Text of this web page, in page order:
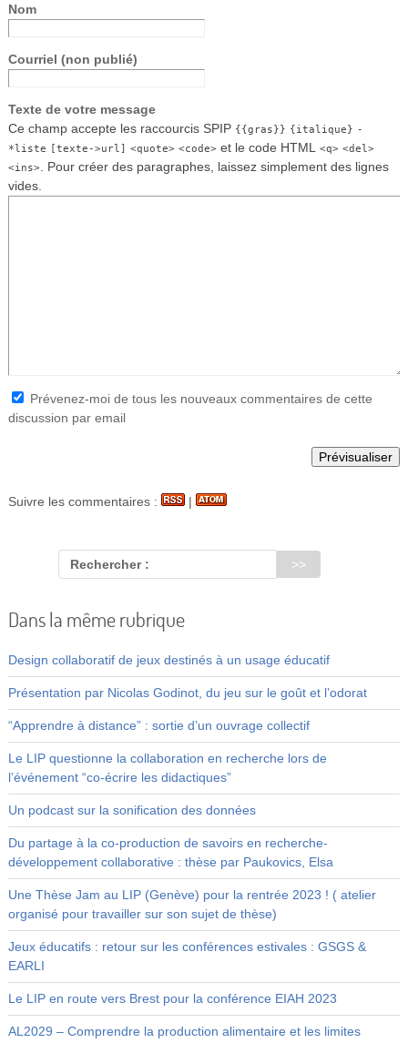
Nom
Courriel (non publié)
Texte de votre message
Ce champ accepte les raccourcis SPIP {{gras}} {italique} -
*liste [texte->url] <quote> <code>et le code HTML <q> <del>
<ins>. Pour créer des paragraphes, laissez simplement des lignes
vides.
Prévenez-moi de tous les nouveaux commentaires de cette
discussion par email
Suivre les commentaires : |
Rechercher :
Dans la même rubrique
Design collaboratif de jeux destinés à un usage éducatif
Présentation par Nicolas Godinot, du jeu sur le goût et l’odorat
“Apprendre à distance” : sortie d’un ouvrage collectif
Le LIP questionne la collaboration en recherche lors de
l’événement “co-écrire les didactiques”
Un podcast sur la sonification des données
Du partage à la co-production de savoirs en recherche-
développement collaborative : thèse par Paukovics, Elsa
Une Thèse Jam au LIP (Genève) pour la rentrée 2023 ! ( atelier
organisé pour travailler sur son sujet de thèse)
Jeux éducatifs : retour sur les conférences estivales : GSGS &
EARLI
Le LIP en route vers Brest pour la conférence EIAH 2023
AL2029 – Comprendre la production alimentaire et les limites